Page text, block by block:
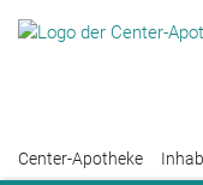
Center-Apotheke